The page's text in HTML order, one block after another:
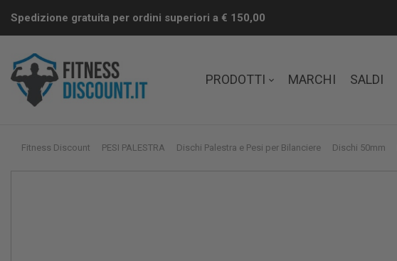
Spedizione gratuita per ordini superiori a € 150,00
PRODOTTI MARCHI SALDI
Fitness Discount PESI PALESTRA Dischi Palestra e Pesi per Bilanciere Dischi 50mm